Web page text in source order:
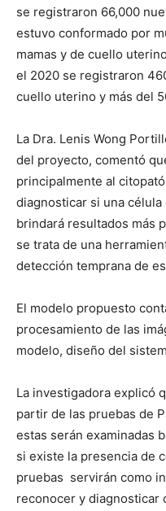
se registraron 66,000
estuvo conformado por
mamas y de cuello
el 2020 se registraron
cuello uterino y más del
La Dra. Lenis Wong
del proyecto, comentó
principalmente al
diagnosticar si una
brindará resultados más
se trata de una
detección temprana de
El modelo propuesto
procesamiento de las
modelo, diseño del
La investigadora explicó
partir de las pruebas de
estas serán examinadas
si existe la presencia de
pruebas servirán como
reconocer y diagnosticar